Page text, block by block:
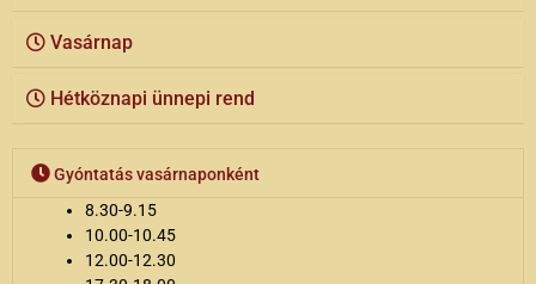
Vasárnap
Hétköznapi ünnepi rend
Gyóntatás vasárnaponként
8.30-9.15
10.00-10.45
12.00-12.30